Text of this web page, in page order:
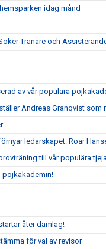
idag månd
Tränare och
av vår populära
Andreas Granqvist som
ledarskapet: Roar
till vår populära
pojkakademin!
åter damlag!
för val av revisor